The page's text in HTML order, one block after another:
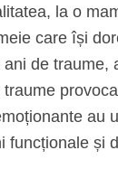
la o
care își
de traume,
au
funcționale și